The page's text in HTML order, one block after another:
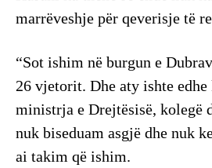
marrëveshje për qeverisje të
“Sot ishim në burgun e
26 vjetorit. Dhe aty ishte
ministrja e Drejtësisë, kolegë
nuk biseduam asgjë dhe nuk
ai takim që ishim.